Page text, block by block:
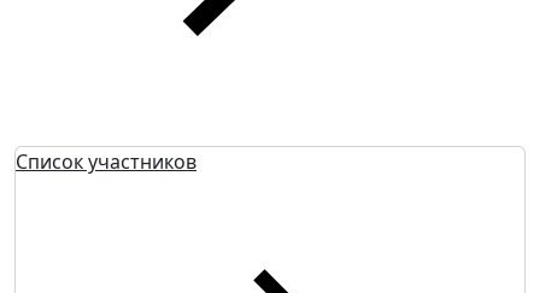
Список участников